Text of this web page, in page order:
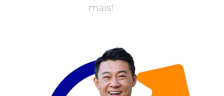
mais!